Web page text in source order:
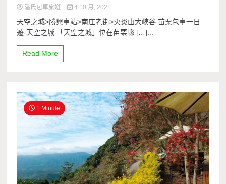
潘氏包車旅遊 4 10 月, 2021
天空之城>勝興車站>南庄老街>火炎山大峽谷 苗栗包車一日
遊-天空之城 「天空之城」位在苗栗縣 […]...
Read More
1 Minute